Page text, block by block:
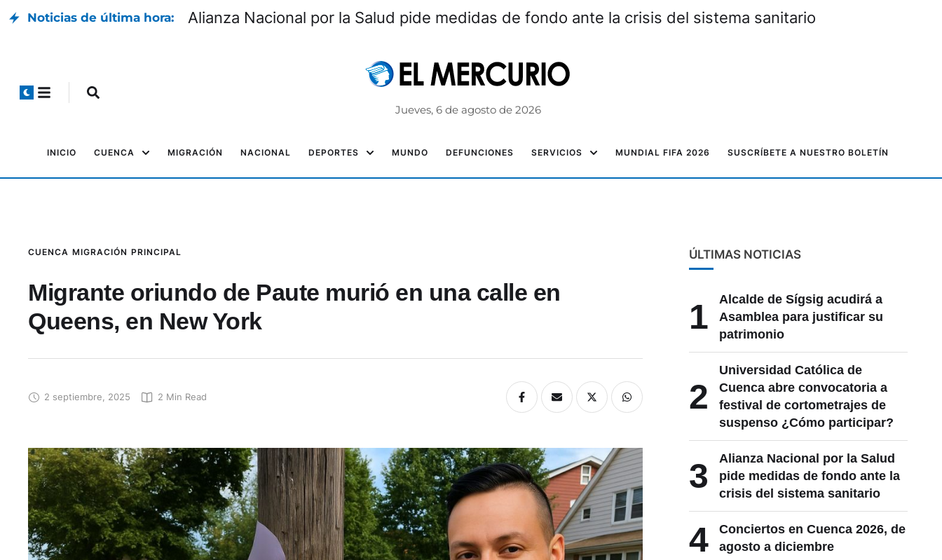
Noticias de última hora: Alianza Nacional por la Salud pide medidas de fondo ante la crisis del sistema sanitario
Jueves, 6 de agosto de 2026
INICIO CUENCA MIGRACIÓN NACIONAL DEPORTES MUNDO DEFUNCIONES SERVICIOS MUNDIAL FIFA 2026 SUSCRÍBETE A NUESTRO BOLETÍN
CUENCA MIGRACIÓN PRINCIPAL
Migrante oriundo de Paute murió en una calle en
Queens, en New York
2 septiembre, 2025 2 Min Read
ÚLTIMAS NOTICIAS
1
Alcalde de Sígsig acudirá a
Asamblea para justificar su
patrimonio
2
Universidad Católica de
Cuenca abre convocatoria a
festival de cortometrajes de
suspenso ¿Cómo participar?
3
Alianza Nacional por la Salud
pide medidas de fondo ante la
crisis del sistema sanitario
4
Conciertos en Cuenca 2026, de
agosto a diciembre